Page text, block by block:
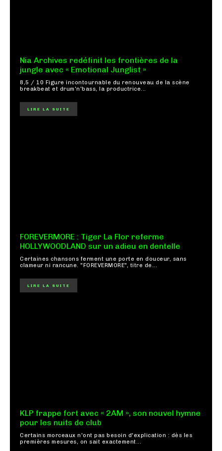
Nia Archives redéfinit les frontières de la
jungle avec « Emotional Junglist »
8,5 / 10 Figure incontournable du renouveau de la scène
breakbeat et drum'n'bass, la productrice...
LIRE LA SUITE
FOREVERMORE : Tiger La Flor referme
HOLLYWOODLAND sur un adieu en dentelle
Certaines chansons ferment une porte en douceur, sans
clameur ni rancune. "FOREVERMORE", titre de...
LIRE LA SUITE
KLP frappe fort avec « 2AM », son nouvel hymne
pour les nuits de club
Certains morceaux n'ont pas besoin d'explication : dès les
premières mesures, on sait exactement...